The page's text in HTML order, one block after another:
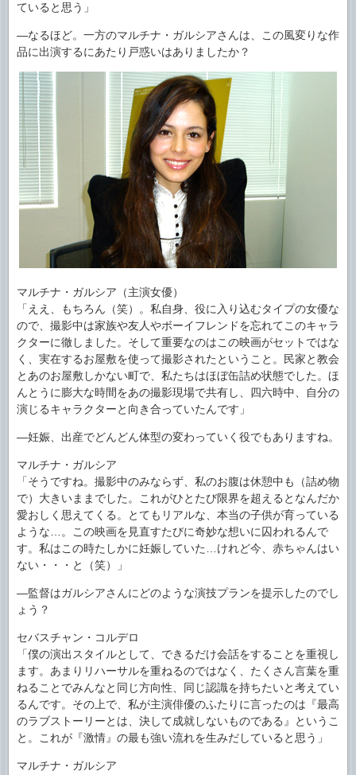
ていると思う」
―なるほど。一方のマルチナ・ガルシアさんは、この風変りな作
品に出演するにあたり戸惑いはありましたか？
マルチナ・ガルシア（主演女優）
「ええ、もちろん（笑）。私自身、役に入り込むタイプの女優な
ので、撮影中は家族や友人やボーイフレンドを忘れてこのキャラ
クターに徹しました。そして重要なのはこの映画がセットではな
く、実在するお屋敷を使って撮影されたということ。民家と教会
とあのお屋敷しかない町で、私たちはほぼ缶詰め状態でした。ほ
んとうに膨大な時間をあの撮影現場で共有し、四六時中、自分の
演じるキャラクターと向き合っていたんです」
―妊娠、出産でどんどん体型の変わっていく役でもありますね。
マルチナ・ガルシア
「そうですね。撮影中のみならず、私のお腹は休憩中も（詰め物
で）大きいままでした。これがひとたび限界を超えるとなんだか
愛おしく思えてくる。とてもリアルな、本当の子供が育っている
ような…。この映画を見直すたびに奇妙な想いに囚われるんで
す。私はこの時たしかに妊娠していた…けれど今、赤ちゃんはい
ない・・・と（笑）」
―監督はガルシアさんにどのような演技プランを提示したのでし
ょう？
セバスチャン・コルデロ
「僕の演出スタイルとして、できるだけ会話をすることを重視し
ます。あまりリハーサルを重ねるのではなく、たくさん言葉を重
ねることでみんなと同じ方向性、同じ認識を持ちたいと考えてい
るんです。その上で、私が主演俳優のふたりに言ったのは『最高
のラブストーリーとは、決して成就しないものである』というこ
と。これが『激情』の最も強い流れを生みだしていると思う」
マルチナ・ガルシア